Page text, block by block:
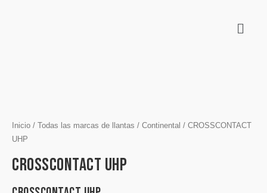
Inicio / Todas las marcas de llantas / Continental / CROSSCONTACT
UHP
CROSSCONTACT UHP